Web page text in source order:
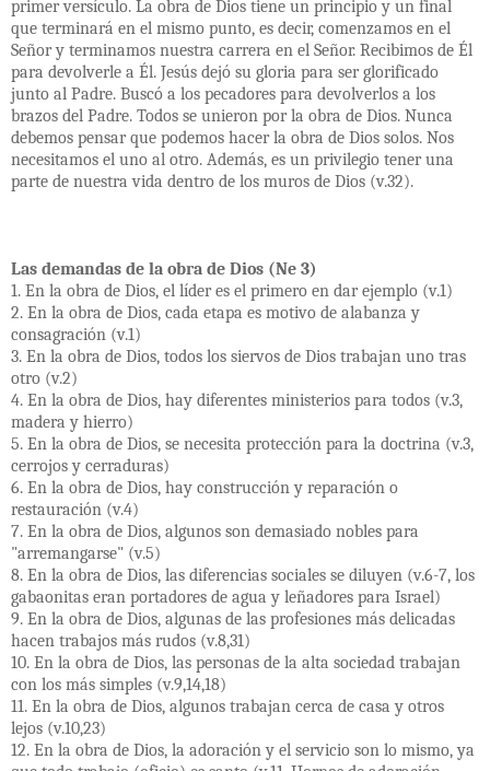
primer versículo. La obra de Dios tiene un principio y un final
que terminará en el mismo punto, es decir, comenzamos en el
Señor y terminamos nuestra carrera en el Señor. Recibimos de Él
para devolverle a Él. Jesús dejó su gloria para ser glorificado
junto al Padre. Buscó a los pecadores para devolverlos a los
brazos del Padre. Todos se unieron por la obra de Dios. Nunca
debemos pensar que podemos hacer la obra de Dios solos. Nos
necesitamos el uno al otro. Además, es un privilegio tener una
parte de nuestra vida dentro de los muros de Dios (v.32).
Las demandas de la obra de Dios (Ne 3)
1. En la obra de Dios, el líder es el primero en dar ejemplo (v.1)
2. En la obra de Dios, cada etapa es motivo de alabanza y
consagración (v.1)
3. En la obra de Dios, todos los siervos de Dios trabajan uno tras
otro (v.2)
4. En la obra de Dios, hay diferentes ministerios para todos (v.3,
madera y hierro)
5. En la obra de Dios, se necesita protección para la doctrina (v.3,
cerrojos y cerraduras)
6. En la obra de Dios, hay construcción y reparación o
restauración (v.4)
7. En la obra de Dios, algunos son demasiado nobles para
"arremangarse" (v.5)
8. En la obra de Dios, las diferencias sociales se diluyen (v.6-7, los
gabaonitas eran portadores de agua y leñadores para Israel)
9. En la obra de Dios, algunas de las profesiones más delicadas
hacen trabajos más rudos (v.8,31)
10. En la obra de Dios, las personas de la alta sociedad trabajan
con los más simples (v.9,14,18)
11. En la obra de Dios, algunos trabajan cerca de casa y otros
lejos (v.10,23)
12. En la obra de Dios, la adoración y el servicio son lo mismo, ya